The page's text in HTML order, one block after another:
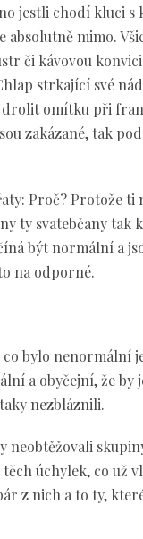
jestli chodí kluci s
absolutně mimo.
či kávovou
strkající své
omítku při
zakázané, tak
Proč? Protože ti
ty svatebčany
být normální a
na odporné.
bylo nenormální
a obyčejní, že by
nezbláznili.
úchylek, co už
z nich a to ty,